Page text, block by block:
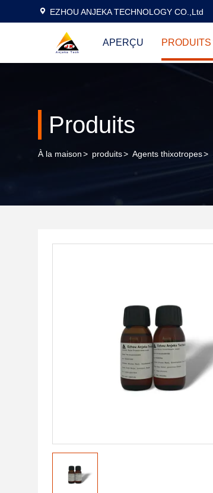
EZHOU ANJEKA TECHNOLOGY CO.,Ltd
APERÇU PRODUITS
Produits
À la maison> produits> Agents thixotropes>